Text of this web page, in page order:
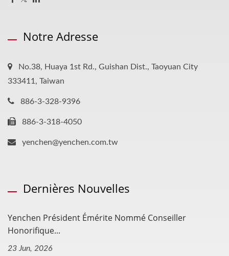
Notre Adresse
No.38, Huaya 1st Rd., Guishan Dist., Taoyuan City
333411, Taiwan
886-3-328-9396
886-3-318-4050
yenchen@yenchen.com.tw
Dernières Nouvelles
Yenchen Président Émérite Nommé Conseiller
Honorifique...
23 Jun, 2026